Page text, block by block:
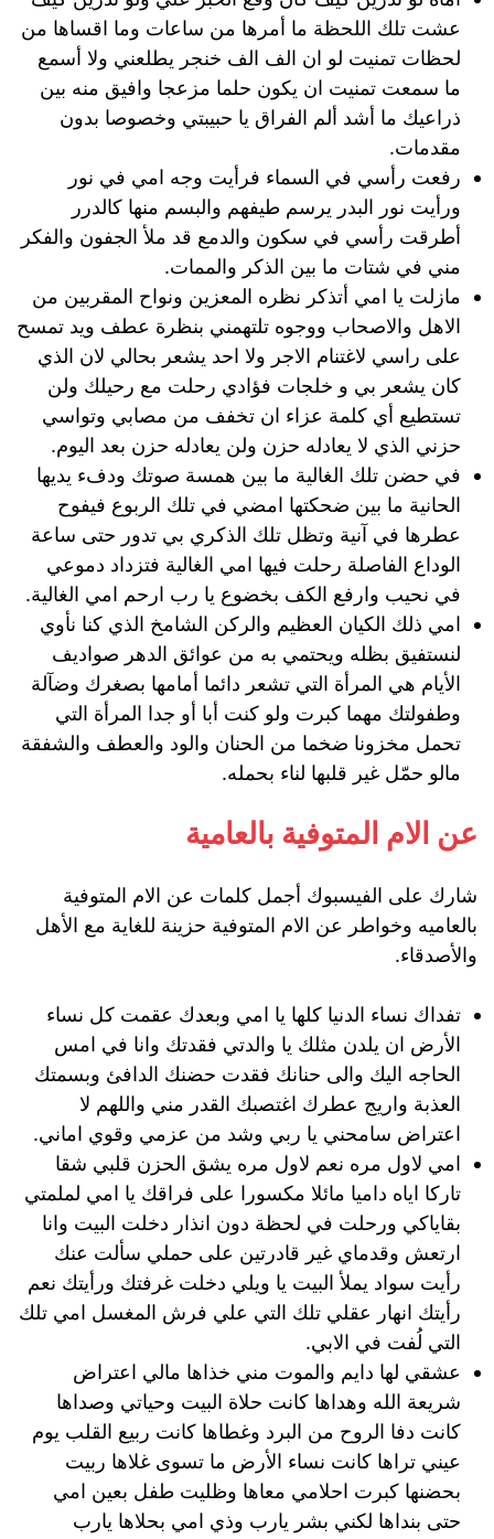
عشت تلك اللحظة ما أمرها من ساعات وما اقساها من
لحظات تمنيت لو ان الف الف خنجر يطلعني ولا أسمع
ما سمعت تمنيت ان يكون حلما مزعجا وافيق منه بين
ذراعيك ما أشد ألم الفراق يا حبيبتي وخصوصا بدون
مقدمات.
رفعت رأسي في السماء فرأيت وجه امي في نور
ورأيت نور البدر يرسم طيفهم والبسم منها كالدرر
أطرقت رأسي في سكون والدمع قد ملأ الجفون والفكر
مني في شتات ما بين الذكر والممات.
مازلت يا امي أتذكر نظره المعزين ونواح المقربين من
الاهل والاصحاب ووجوه تلتهمني بنظرة عطف ويد تمسح
على راسي لاغتنام الاجر ولا احد يشعر بحالي لان الذي
كان يشعر بي و خلجات فؤادي رحلت مع رحيلك ولن
تستطيع أي كلمة عزاء ان تخفف من مصابي وتواسي
حزني الذي لا يعادله حزن ولن يعادله حزن بعد اليوم.
في حضن تلك الغالية ما بين همسة صوتك ودفء يديها
الحانية ما بين ضحكتها امضي في تلك الربوع فيفوح
عطرها في آنية وتظل تلك الذكري بي تدور حتى ساعة
الوداع الفاصلة رحلت فيها امي الغالية فتزداد دموعي
في نحيب وارفع الكف بخضوع يا رب ارحم امي الغالية.
امي ذلك الكيان العظيم والركن الشامخ الذي كنا نأوي
لنستفيق بظله ويحتمي به من عوائق الدهر صواديف
الأيام هي المرأة التي تشعر دائما أمامها بصغرك وضآلة
وطفولتك مهما كبرت ولو كنت أبا أو جدا المرأة التي
تحمل مخزونا ضخما من الحنان والود والعطف والشفقة
مالو حمّل غير قلبها لناء بحمله.
عن الام المتوفية بالعامية
شارك على الفيسبوك أجمل كلمات عن الام المتوفية
بالعاميه وخواطر عن الام المتوفية حزينة للغاية مع الأهل
والأصدقاء.
تفداك نساء الدنيا كلها يا امي وبعدك عقمت كل نساء
الأرض ان يلدن مثلك يا والدتي فقدتك وانا في امس
الحاجه اليك والى حنانك فقدت حضنك الدافئ وبسمتك
العذبة واريج عطرك اغتصبك القدر مني واللهم لا
اعتراض سامحني يا ربي وشد من عزمي وقوي اماني.
امي لاول مره نعم لاول مره يشق الحزن قلبي شقا
تاركا اياه داميا مائلا مكسورا على فراقك يا امي لملمتي
بقاياكي ورحلت في لحظة دون انذار دخلت البيت وانا
ارتعش وقدماي غير قادرتين على حملي سألت عنك
رأيت سواد يملأ البيت يا ويلي دخلت غرفتك ورأيتك نعم
رأيتك انهار عقلي تلك التي علي فرش المغسل امي تلك
التي لُفت في الابي.
عشقي لها دايم والموت مني خذاها مالي اعتراض
شريعة الله وهداها كانت حلاة البيت وحياتي وصداها
كانت دفا الروح من البرد وغطاها كانت ربيع القلب يوم
عيني تراها كانت نساء الأرض ما تسوى غلاها ربيت
بحضنها كبرت احلامي معاها وظليت طفل بعين امي
حتى بنداها لكني بشر يارب وذي امي بحلاها يارب